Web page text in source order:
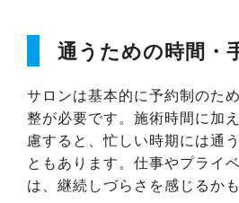
通うための時間・
サロンは基本的に予約制のた
整が必要です。施術時間に加
慮すると、忙しい時期には通
ともあります。仕事やプライ
は、継続しづらさを感じるか